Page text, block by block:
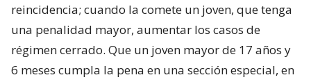
reincidencia; cuando la comete un joven, que tenga
una penalidad mayor, aumentar los casos de
régimen cerrado. Que un joven mayor de 17 años y
6 meses cumpla la pena en una sección especial, en